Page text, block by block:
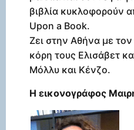
βιβλία κυκλοφορούν
Upon a Book.
Ζει στην Αθήνα με
κόρη τους Ελισάβετ
Μόλλυ και Κένζο.
Η εικονογράφος